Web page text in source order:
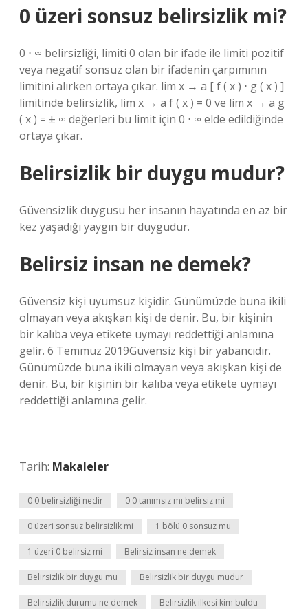
0 üzeri sonsuz belirsizlik mi?
0 ⋅ ∞ belirsizliği, limiti 0 olan bir ifade ile limiti pozitif
veya negatif sonsuz olan bir ifadenin çarpımının
limitini alırken ortaya çıkar. lim x → a [ f ( x ) ⋅ g ( x ) ]
limitinde belirsizlik, lim x → a f ( x ) = 0 ve lim x → a g
( x ) = ± ∞ değerleri bu limit için 0 ⋅ ∞ elde edildiğinde
ortaya çıkar.
Belirsizlik bir duygu mudur?
Güvensizlik duygusu her insanın hayatında en az bir
kez yaşadığı yaygın bir duygudur.
Belirsiz insan ne demek?
Güvensiz kişi uyumsuz kişidir. Günümüzde buna ikili
olmayan veya akışkan kişi de denir. Bu, bir kişinin
bir kalıba veya etikete uymayı reddettiği anlamına
gelir. 6 Temmuz 2019Güvensiz kişi bir yabancıdır.
Günümüzde buna ikili olmayan veya akışkan kişi de
denir. Bu, bir kişinin bir kalıba veya etikete uymayı
reddettiği anlamına gelir.
Tarih: Makaleler
0 0 belirsizliği nedir 0 0 tanımsız mı belirsiz mi
0 üzeri sonsuz belirsizlik mi 1 bölü 0 sonsuz mu
1 üzeri 0 belirsiz mi Belirsiz insan ne demek
Belirsizlik bir duygu mu Belirsizlik bir duygu mudur
Belirsizlik durumu ne demek Belirsizlik ilkesi kim buldu